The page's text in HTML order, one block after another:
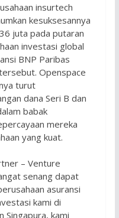
insurtech
kesuksesannya
juta pada putaran
investasi global
BNP Paribas
Openspace
turut
dana Seri B dan
babak
mereka
yang kuat.
– Venture
senang dapat
asuransi
kami di
Singapura, kami